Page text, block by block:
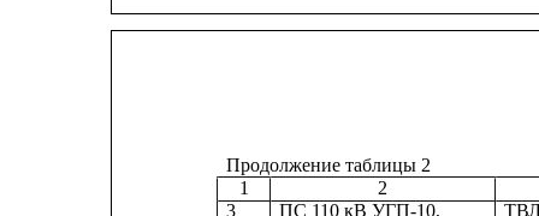
Продолжение таблицы 2
1
2
3
ПС 110 кВ УГП-10,